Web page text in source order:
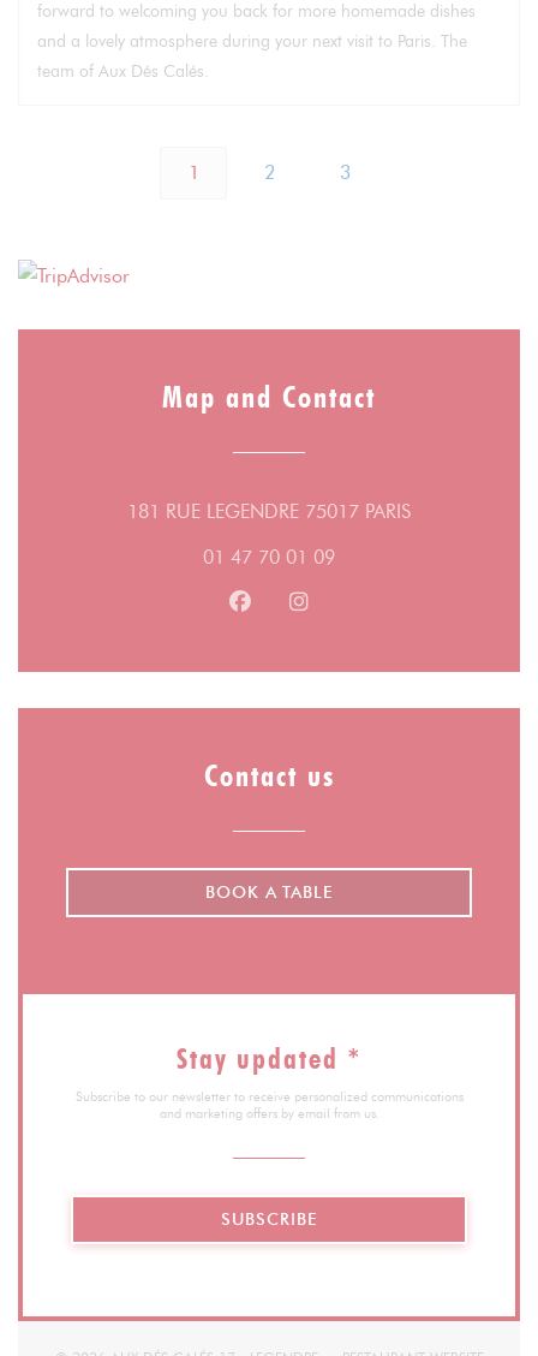
forward to welcoming you back for more homemade dishes
and a lovely atmosphere during your next visit to Paris. The
team of Aux Dés Calés.
1 2 3
Map and Contact
181 RUE LEGENDRE 75017 PARIS((opens in a
01 47 70 01 09
Facebook ((opens in a new
Instagram ((opens in a
Contact us
BOOK A TABLE
Stay updated *
Subscribe to our newsletter to receive personalized communications
and marketing offers by email from us.
SUBSCRIBE